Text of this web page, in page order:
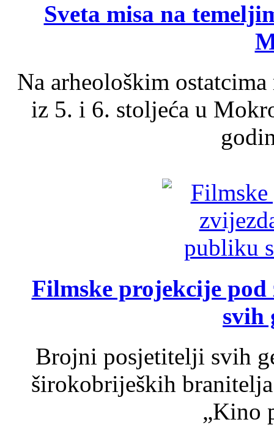
Sveta misa na
Na arheološkim
iz 5. i 6. stoljeća u
Filmske projekcije
svih
Brojni posjetitelji svih
širokobrijeških
„Kino